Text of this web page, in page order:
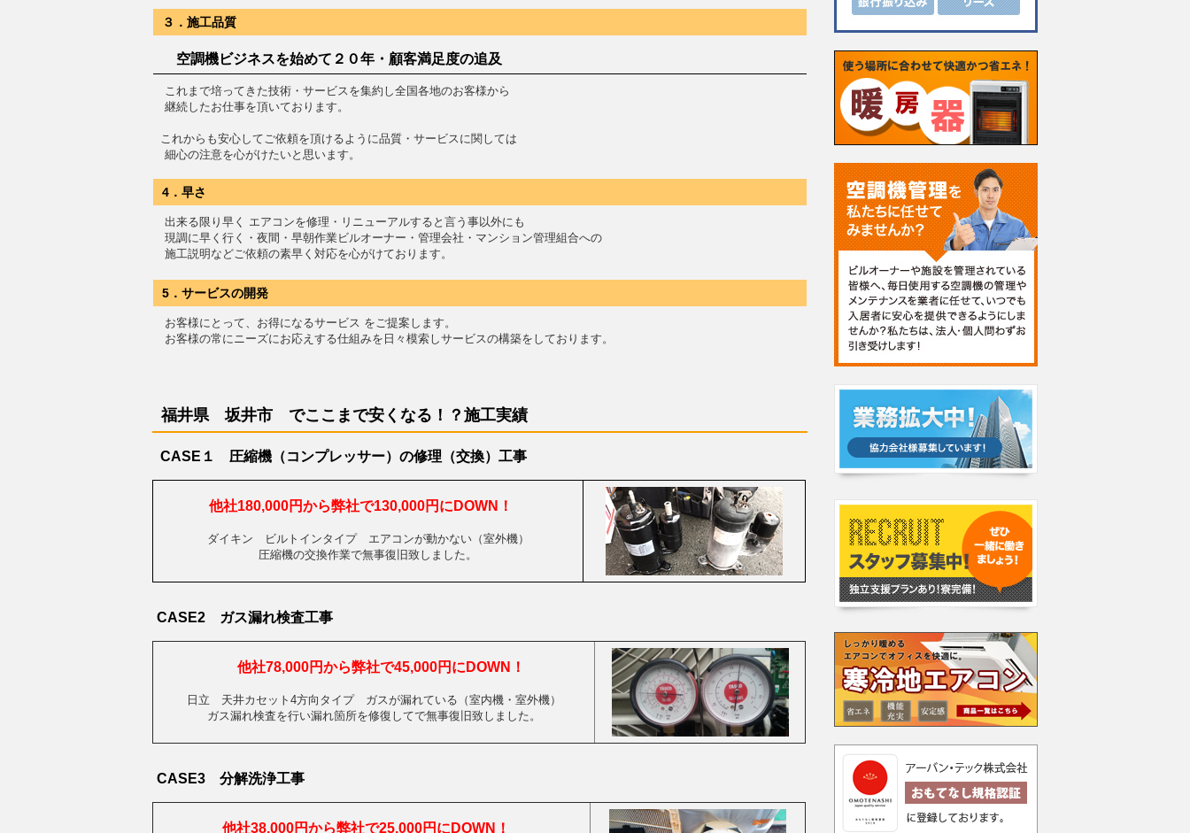
３．施工品質
空調機ビジネスを始めて２０年・顧客満足度の追及
これまで培ってきた技術・サービスを集約し全国各地のお客様から
継続したお仕事を頂いております。
これからも安心してご依頼を頂けるように品質・サービスに関しては
細心の注意を心がけたいと思います。
4．早さ
出来る限り早く エアコンを修理・リニューアルすると言う事以外にも
現調に早く行く・夜間・早朝作業ビルオーナー・管理会社・マンション管理組合への
施工説明などご依頼の素早く対応を心がけております。
5．サービスの開発
お客様にとって、お得になるサービス をご提案します。
お客様の常にニーズにお応えする仕組みを日々模索しサービスの構築をしております。
福井県 坂井市 でここまで安くなる！？施工実績
CASE１ 圧縮機（コンプレッサー）の修理（交換）工事
他社180,000円から弊社で130,000円にDOWN！
ダイキン ビルトインタイプ エアコンが動かない（室外機）
圧縮機の交換作業で無事復旧致しました。
CASE2 ガス漏れ検査工事
他社78,000円から弊社で45,000円にDOWN！
日立 天井カセット4方向タイプ ガスが漏れている（室内機・室外機）
ガス漏れ検査を行い漏れ箇所を修復してで無事復旧致しました。
CASE3 分解洗浄工事
他社38,000円から弊社で25,000円にDOWN！